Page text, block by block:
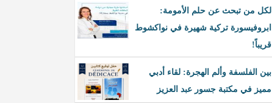
لكل من تبحث عن حلم الأمومة:
ابروفيسورة تركية شهيرة في نواكشوط
قريباً!
بين الفلسفة وألم الهجرة: لقاء أدبي
مميز في مكتبة جسور عبد العزيز